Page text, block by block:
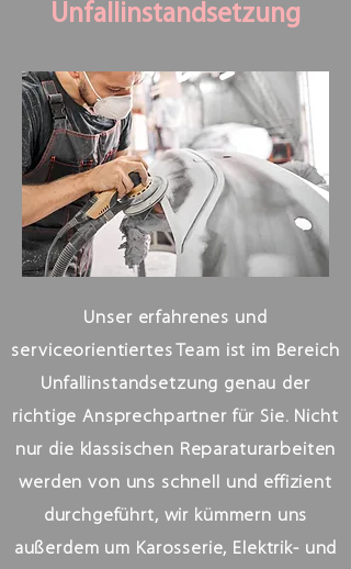
Unfallinstandsetzung
Unser erfahrenes und
serviceorientiertes Team ist im Bereich
Unfallinstandsetzung genau der
richtige Ansprechpartner für Sie. Nicht
nur die klassischen Reparaturarbeiten
werden von uns schnell und effizient
durchgeführt, wir kümmern uns
außerdem um Karosserie, Elektrik- und